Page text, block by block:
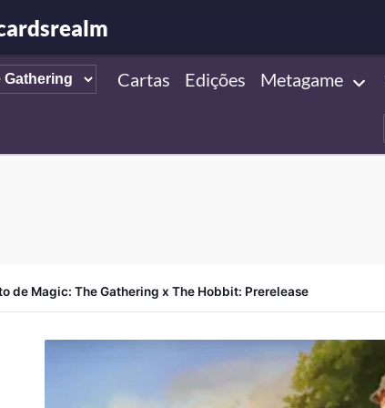
Cartas Edições Metagame
de Magic: The Gathering x The Hobbit: Prerelease